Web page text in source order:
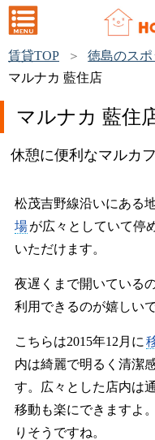
賃貸TOP 徳島のスポ
マルナカ 藍住店
マルナカ 藍住
休憩に便利なマルカ
松茂吉野線沿いにある
場が広々としていて停
いただけます。
夜遅くまで開いている
利用できるのが嬉しいで
こちらは2015年12月に
内は綺麗で明るく清潔
す。広々とした店内は
移動も楽にできますよ
りそうですね。